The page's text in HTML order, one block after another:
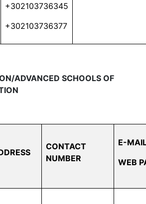
+302103736345
+302103736377
ADVANCED SCHOOLS OF
CONTACT
NUMBER
E-
WEB